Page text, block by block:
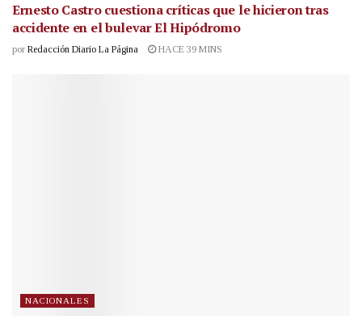
Ernesto Castro cuestiona críticas que le hicieron tras
accidente en el bulevar El Hipódromo
por Redacción Diario La Página HACE 39 MINS
NACIONALES